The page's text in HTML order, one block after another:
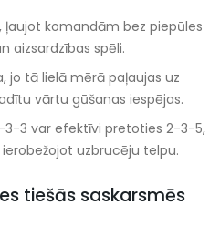
komandām bez piepūles
aizsardzības spēli.
jo tā lielā mērā paļaujas uz
vārtu gūšanas iespējas.
3-3 var efektīvi pretoties 2-3-5,
uzbrucēju telpu.
tiešās saskarsmēs